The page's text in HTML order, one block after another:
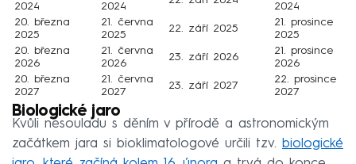
2024
2024
2024
20. března
2025
21. června
2025
22. září 2025
21. prosince
2025
20. března
2026
21. června
2026
23. září 2026
21. prosince
2026
20. března
2027
21. června
2027
23. září 2027
22. prosince
2027
Biologické jaro
Kvůli nesouladu s děním v přírodě a astronomickým
začátkem jara si bioklimatologové určili tzv. biologické